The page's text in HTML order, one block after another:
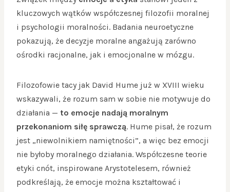
kluczowych wątków współczesnej filozofii moralnej
i psychologii moralności. Badania neuroetyczne
pokazują, że decyzje moralne angażują zarówno
ośrodki racjonalne, jak i emocjonalne w mózgu.
Filozofowie tacy jak David Hume już w XVIII wieku
wskazywali, że rozum sam w sobie nie motywuje do
działania — to emocje nadają moralnym
przekonaniom siłę sprawczą. Hume pisał, że rozum
jest „niewolnikiem namiętności”, a więc bez emocji
nie byłoby moralnego działania. Współczesne teorie
etyki cnót, inspirowane Arystotelesem, również
podkreślają, że emocje można kształtować i